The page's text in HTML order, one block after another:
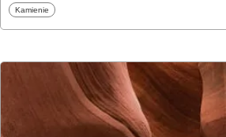
Fototapety
Kamienie